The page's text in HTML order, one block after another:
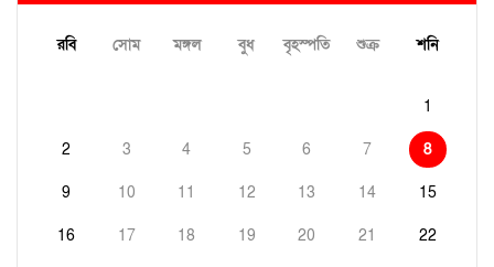
রবি সোম মঙ্গল বুধ বৃহস্পতি শুক্র শনি
1
2 3 4 5 6 7 8
9 10 11 12 13 14 15
16 17 18 19 20 21 22